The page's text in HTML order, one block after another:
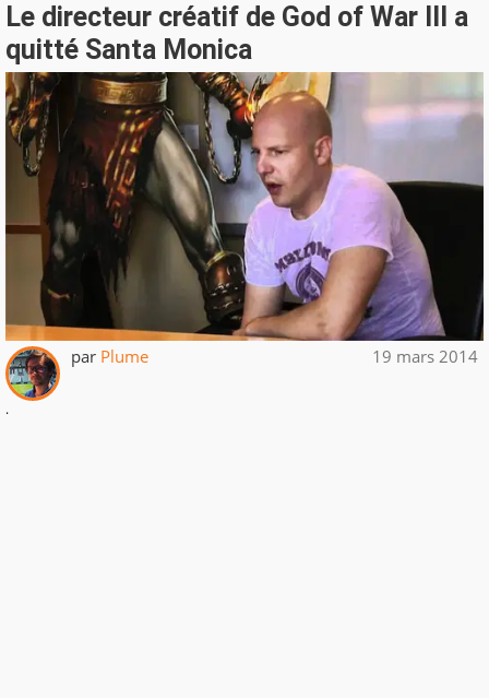
Le directeur créatif de God of War III a
quitté Santa Monica
par Plume 19 mars 2014
.